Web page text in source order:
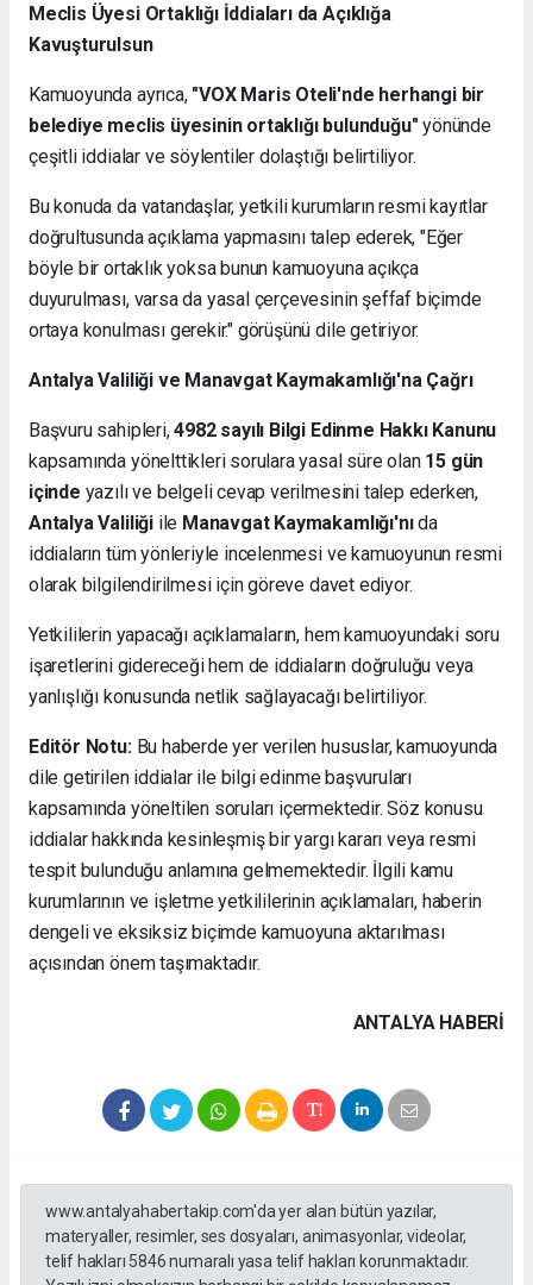
Meclis Üyesi Ortaklığı İddiaları da Açıklığa
Kavuşturulsun
Kamuoyunda ayrıca, "VOX Maris Oteli'nde herhangi bir
belediye meclis üyesinin ortaklığı bulunduğu" yönünde
çeşitli iddialar ve söylentiler dolaştığı belirtiliyor.
Bu konuda da vatandaşlar, yetkili kurumların resmi kayıtlar
doğrultusunda açıklama yapmasını talep ederek, "Eğer
böyle bir ortaklık yoksa bunun kamuoyuna açıkça
duyurulması, varsa da yasal çerçevesinin şeffaf biçimde
ortaya konulması gerekir." görüşünü dile getiriyor.
Antalya Valiliği ve Manavgat Kaymakamlığı'na Çağrı
Başvuru sahipleri,4982 sayılı Bilgi Edinme Hakkı Kanunu
kapsamında yönelttikleri sorulara yasal süre olan 15 gün
içinde yazılı ve belgeli cevap verilmesini talep ederken,
Antalya Valiliğiile Manavgat Kaymakamlığı'nıda
iddiaların tüm yönleriyle incelenmesi ve kamuoyunun resmi
olarak bilgilendirilmesi için göreve davet ediyor.
Yetkililerin yapacağı açıklamaların, hem kamuoyundaki soru
işaretlerini gidereceği hem de iddiaların doğruluğu veya
yanlışlığı konusunda netlik sağlayacağı belirtiliyor.
Editör Notu:Bu haberde yer verilen hususlar, kamuoyunda
dile getirilen iddialar ile bilgi edinme başvuruları
kapsamında yöneltilen soruları içermektedir. Söz konusu
iddialar hakkında kesinleşmiş bir yargı kararı veya resmi
tespit bulunduğu anlamına gelmemektedir. İlgili kamu
kurumlarının ve işletme yetkililerinin açıklamaları, haberin
dengeli ve eksiksiz biçimde kamuoyuna aktarılması
açısından önem taşımaktadır.
ANTALYA HABERİ
www.antalyahabertakip.com'da yer alan bütün yazılar,
materyaller, resimler, ses dosyaları, animasyonlar, videolar,
telif hakları 5846 numaralı yasa telif hakları korunmaktadır.